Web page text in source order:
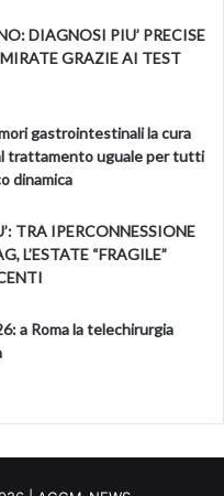
DIAGNOSI PIU’ PRECISE
MIRATE GRAZIE AI TEST
gastrointestinali la cura
trattamento uguale per tutti
dinamica
TRA IPERCONNESSIONE
L’ESTATE “FRAGILE”
a Roma la telechirurgia